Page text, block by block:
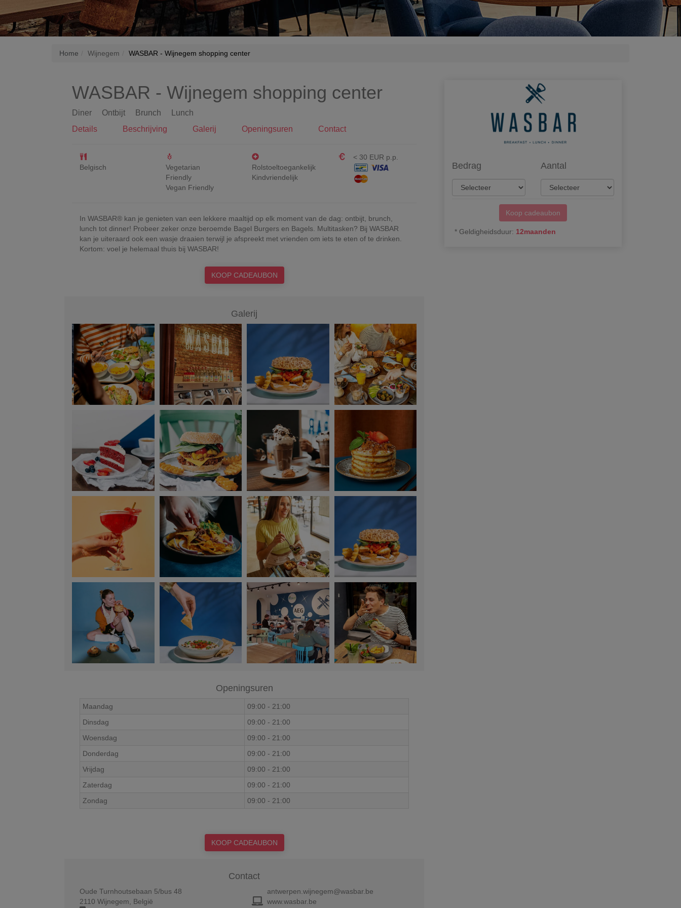
Home Wijnegem WASBAR - Wijnegem shopping center
WASBAR - Wijnegem shopping center
Diner Ontbijt Brunch
Lunch
Details
Beschrijving Galerij Openingsuren Contact
Belgisch
Vegetarian
Friendly
Vegan Friendly
Rolstoeltoegankelijk
Kindvriendelijk
< 30 EUR p.p.
In WASBAR® kan je genieten van een lekkere maaltijd op elk moment van de dag: ontbijt, brunch,
lunch tot dinner! Probeer zeker onze beroemde Bagel Burgers en Bagels. Multitasken? Bij WASBAR
kan je uiteraard ook een wasje draaien terwijl je afspreekt met vrienden om iets te eten of te drinken.
Kortom: voel je helemaal thuis bij WASBAR!
KOOP CADEAUBON
Galerij
Openingsuren
Maandag 09:00 - 21:00
Dinsdag
09:00 - 21:00
Woensdag
09:00 - 21:00
Donderdag
09:00 - 21:00
Vrijdag
09:00 - 21:00
Zaterdag
09:00 - 21:00
Zondag
09:00 - 21:00
KOOP CADEAUBON
Contact
Oude Turnhoutsebaan 5/bus 48
2110 Wijnegem
België
antwerpen.wijnegem@wasbar.be
www.wasbar.be
Bedrag Aantal
Koop cadeaubon
* Geldigheidsduur: 12maanden